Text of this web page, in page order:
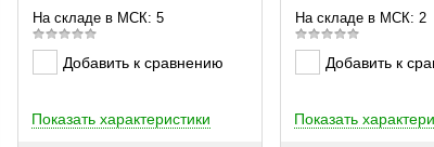
На складе в МСК: 5
Добавить к сравнению
Показать характеристики
На складе в МСК: 2
Добавить к
Показать